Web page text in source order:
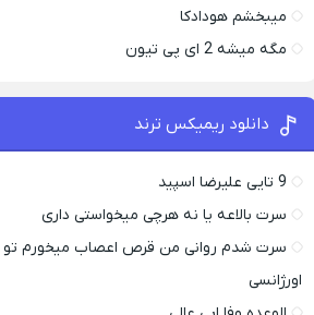
میبخشم هودادکا
مگه میشه 2 ای پی تیون
دانلود ریمیکس ترند
9 تایی علیرضا اسپید
سرت بالاعه یا نه هرچی میخواستی داری
سرت شدم روانی من قرص اعصاب میخورم تو
اورژانسی